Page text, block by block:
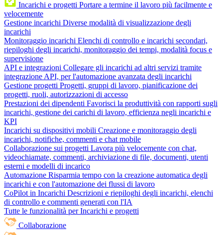
Incarichi e progetti Portare a termine il lavoro più facilmente e
velocemente
Gestione incarichi Diverse modalità di visualizzazione degli
incarichi
Monitoraggio incarichi Elenchi di controllo e incarichi secondari,
riepiloghi degli incarichi, monitoraggio dei tempi, modalità focus e
supervisione
API e integrazioni Collegare gli incarichi ad altri servizi tramite
integrazione API, per l'automazione avanzata degli incarichi
Gestione progetti Progetti, gruppi di lavoro, pianificazione dei
progetti, ruoli, autorizzazioni di accesso
Prestazioni dei dipendenti Favorisci la produttività con rapporti sugli
incarichi, gestione dei carichi di lavoro, efficienza negli incarichi e
KPI
Incarichi su dispositivi mobili Creazione e monitoraggio degli
incarichi, notifiche, commenti e chat mobile
Collaborazione sui progetti Lavora più velocemente con chat,
videochiamate, commenti, archiviazione di file, documenti, utenti
esterni e modelli di incarico
Automazione Risparmia tempo con la creazione automatica degli
incarichi e con l'automazione dei flussi di lavoro
CoPilot in Incarichi Descrizioni e riepiloghi degli incarichi, elenchi
di controllo e commenti generati con l'IA
Tutte le funzionalità per Incarichi e progetti
Collaborazione